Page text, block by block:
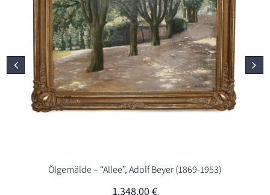
Ölgemälde – “Allee”, Adolf Beyer (1869-1953)
1.348,00€